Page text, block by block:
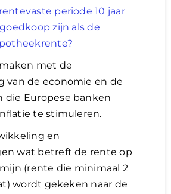
periode 10 jaar
zijn als de
met de
van de economie en de
die Europese banken
te stimuleren.
en
wat betreft de rente op
(rente die minimaal 2
wordt gekeken naar de